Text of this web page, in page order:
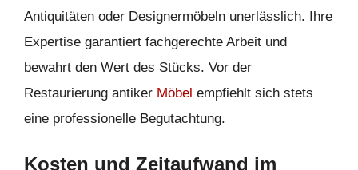
Antiquitäten oder Designermöbeln unerlässlich. Ihre
Expertise garantiert fachgerechte Arbeit und
bewahrt den Wert des Stücks. Vor der
Restaurierung antiker Möbel empfiehlt sich stets
eine professionelle Begutachtung.
Kosten und Zeitaufwand im